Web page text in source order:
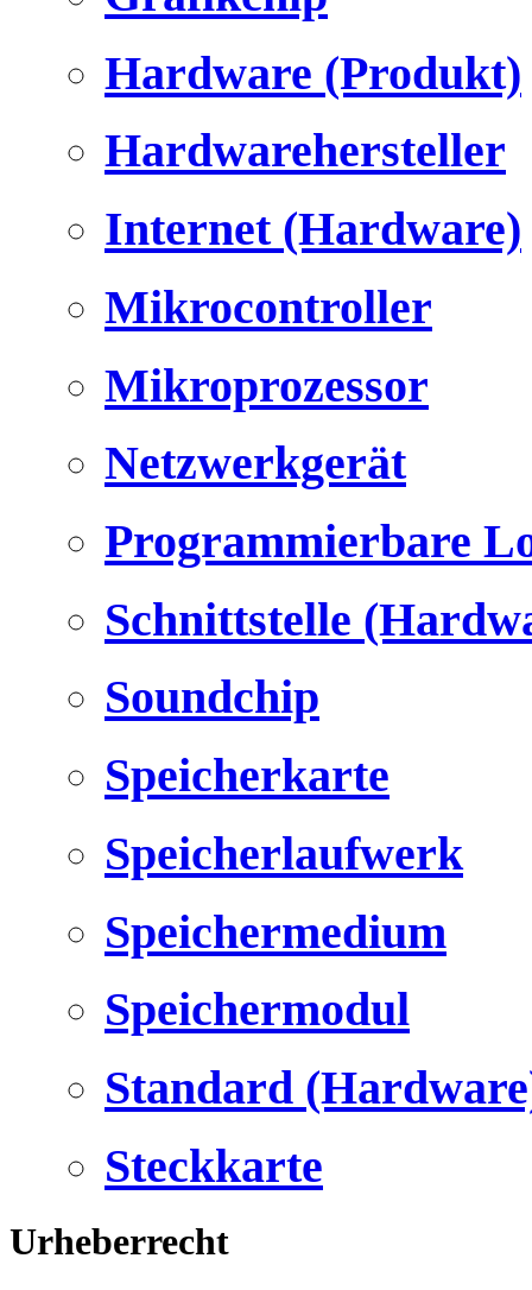
Hardware (Produkt)
Hardwarehersteller
Internet (Hardware)
Mikrocontroller
Mikroprozessor
Netzwerkgerät
Programmierbare
Schnittstelle
Soundchip
Speicherkarte
Speicherlaufwerk
Speichermedium
Speichermodul
Standard
Steckkarte
Urheberrecht